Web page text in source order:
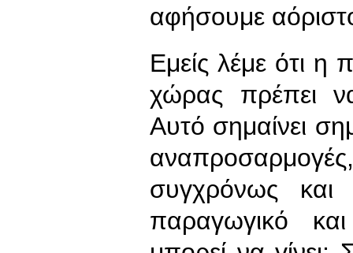
αφήσουμε
Εμείς λέμε ότι
χώρας πρέπει
Αυτό σημαίνει
συγχρόνως και
παραγωγικό